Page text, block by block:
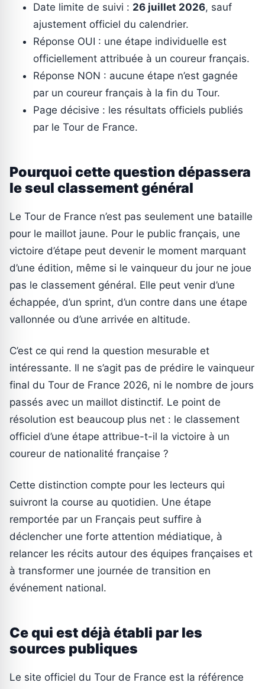
Date limite de suivi : 26 juillet 2026, sauf
ajustement officiel du calendrier.
Réponse OUI : une étape individuelle est
officiellement attribuée à un coureur français.
Réponse NON : aucune étape n’est gagnée
par un coureur français à la fin du Tour.
Page décisive : les résultats officiels publiés
par le Tour de France.
Pourquoi cette question dépassera
le seul classement général
Le Tour de France n’est pas seulement une bataille
pour le maillot jaune. Pour le public français, une
victoire d’étape peut devenir le moment marquant
d’une édition, même si le vainqueur du jour ne joue
pas le classement général. Elle peut venir d’une
échappée, d’un sprint, d’un contre dans une étape
vallonnée ou d’une arrivée en altitude.
C’est ce qui rend la question mesurable et
intéressante. Il ne s’agit pas de prédire le vainqueur
final du Tour de France 2026, ni le nombre de jours
passés avec un maillot distinctif. Le point de
résolution est beaucoup plus net : le classement
officiel d’une étape attribue-t-il la victoire à un
coureur de nationalité française ?
Cette distinction compte pour les lecteurs qui
suivront la course au quotidien. Une étape
remportée par un Français peut suffire à
déclencher une forte attention médiatique, à
relancer les récits autour des équipes françaises et
à transformer une journée de transition en
événement national.
Ce qui est déjà établi par les
sources publiques
Le site officiel du Tour de France est la référence